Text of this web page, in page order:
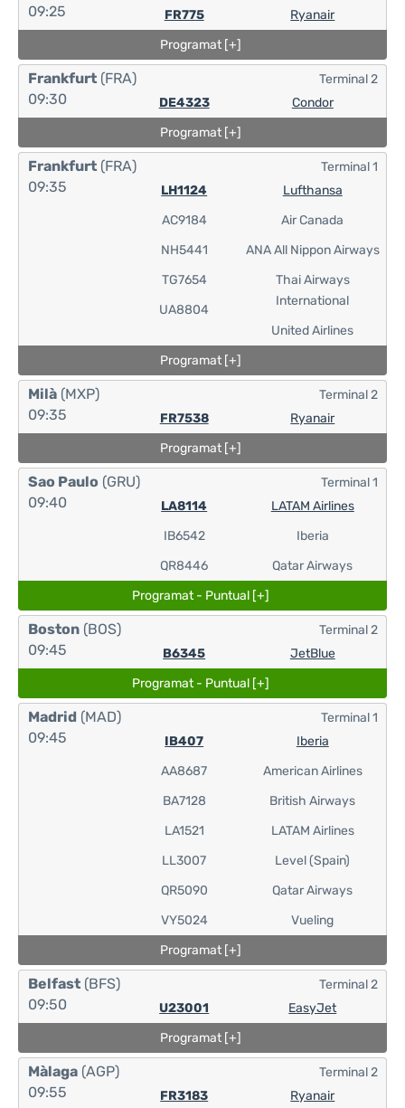
09:25
FR775 Ryanair
Programat [+]
Frankfurt (FRA)
09:30
DE4323 Condor
Terminal 2
Programat [+]
Frankfurt (FRA)
09:35
LH1124
AC9184
NH5441
TG7654
UA8804
Lufthansa
Air Canada
ANA All Nippon Airways
Thai Airways
International
United Airlines
Terminal 1
Programat [+]
Milà (MXP)
09:35
FR7538 Ryanair
Terminal 2
Programat [+]
Sao Paulo (GRU)
09:40
LA8114
IB6542
QR8446
LATAM Airlines
Iberia
Qatar Airways
Terminal 1
Programat - Puntual [+]
Boston (BOS)
09:45
B6345 JetBlue
Terminal 2
Programat - Puntual [+]
Madrid (MAD)
09:45
IB407
AA8687
BA7128
LA1521
LL3007
QR5090
VY5024
Iberia
American Airlines
British Airways
LATAM Airlines
Level (Spain)
Qatar Airways
Vueling
Terminal 1
Programat [+]
Belfast (BFS)
09:50
U23001 EasyJet
Terminal 2
Programat [+]
Màlaga (AGP)
09:55
FR3183 Ryanair
Terminal 2